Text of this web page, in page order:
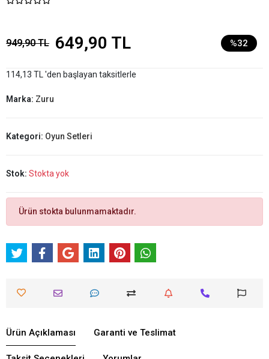
949,90 TL 649,90 TL %32
114,13 TL 'den başlayan taksitlerle
Marka: Zuru
Kategori: Oyun Setleri
Stok: Stokta yok
Ürün stokta bulunmamaktadır.
Ürün Açıklaması Garanti ve Teslimat